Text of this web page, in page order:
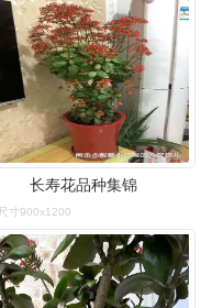
长寿花品种集锦
寸900x1200